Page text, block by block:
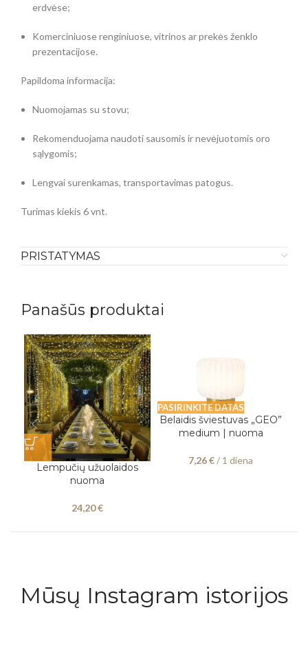
erdvėse;
Komerciniuose renginiuose, vitrinos ar prekės ženklo
prezentacijose.
Papildoma informacija:
Nuomojamas su stovu;
Rekomenduojama naudoti sausomis ir nevėjuotomis oro
sąlygomis;
Lengvai surenkamas, transportavimas patogus.
Turimas kiekis 6 vnt.
PRISTATYMAS
Panašūs produktai
Lempučių užuolaidos
nuoma
24,20€
PASIRINKITE DATAS
Belaidis šviestuvas „GEO”
medium | nuoma
7,26€/ 1 diena
Mūsų Instagram istorijos